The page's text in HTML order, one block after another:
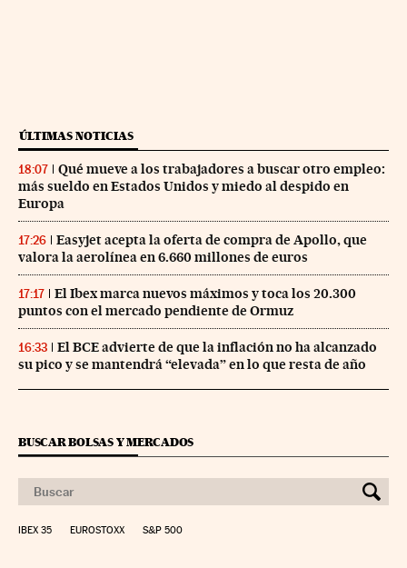
ÚLTIMAS NOTICIAS
18:07
Qué mueve a los trabajadores a buscar otro empleo:
más sueldo en Estados Unidos y miedo al despido en
Europa
17:26
Easyjet acepta la oferta de compra de Apollo, que
valora la aerolínea en 6.660 millones de euros
17:17
El Ibex marca nuevos máximos y toca los 20.300
puntos con el mercado pendiente de Ormuz
16:33
El BCE advierte de que la inflación no ha alcanzado
su pico y se mantendrá “elevada” en lo que resta de año
BUSCAR BOLSAS Y MERCADOS
IBEX 35 EUROSTOXX S&P 500